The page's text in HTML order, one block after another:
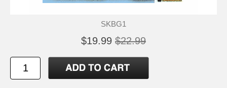
SKBG1
$19.99 $22.99